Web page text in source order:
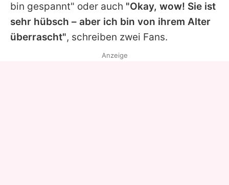
bin gespannt" oder auch "Okay, wow! Sie ist
sehr hübsch – aber ich bin von ihrem Alter
überrascht", schreiben zwei Fans.
Anzeige